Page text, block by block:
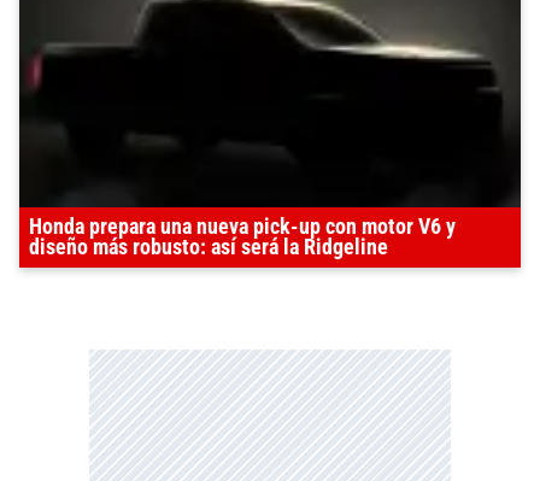
Honda prepara una nueva pick-up con motor V6 y
diseño más robusto: así será la Ridgeline